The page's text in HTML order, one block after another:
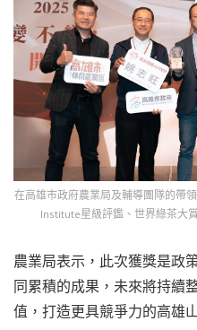
在高雄市政府農業局及輔導團隊的帶
Institute星級評鑑、世界綠茶大
農業局表示，此次獲獎是政
同累積的成果，未來將持續
值，打造更具競爭力的高雄